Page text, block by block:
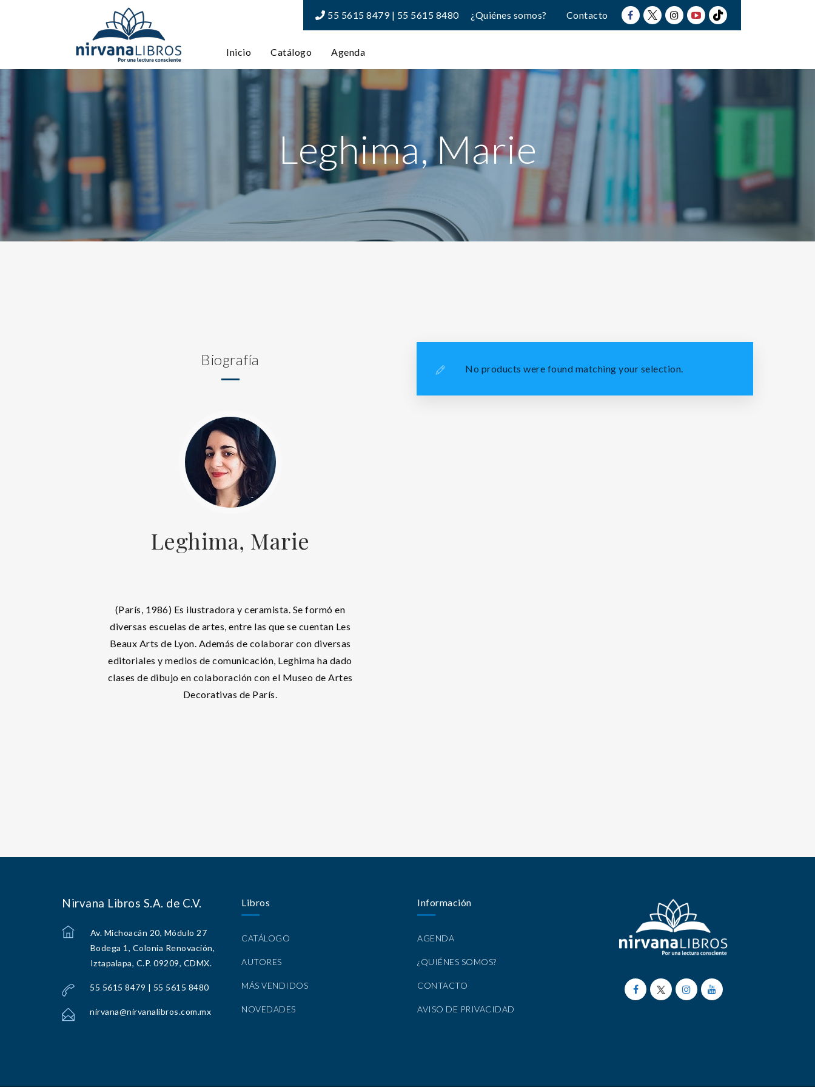
55 5615 8479 | 55 5615 8480 ¿Quiénes somos? Contacto
Inicio Catálogo Agenda
Leghima, Marie
Biografía
Leghima, Marie
(París, 1986) Es ilustradora y ceramista. Se formó en
diversas escuelas de artes, entre las que se cuentan Les
Beaux Arts de Lyon. Además de colaborar con diversas
editoriales y medios de comunicación, Leghima ha dado
clases de dibujo en colaboración con el Museo de Artes
Decorativas de París.
No products were found matching your selection.
Nirvana Libros S.A. de C.V.
Av. Michoacán 20, Módulo 27
Bodega 1, Colonia Renovación,
Iztapalapa, C.P. 09209, CDMX.
55 5615 8479 | 55 5615 8480
nirvana@nirvanalibros.com.mx
Libros
CATÁLOGO
AUTORES
MÁS VENDIDOS
NOVEDADES
Información
AGENDA
¿QUIÉNES SOMOS?
CONTACTO
AVISO DE PRIVACIDAD